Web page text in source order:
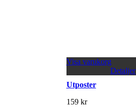
Visa varukorg
Detaljer
Utposter
159 kr